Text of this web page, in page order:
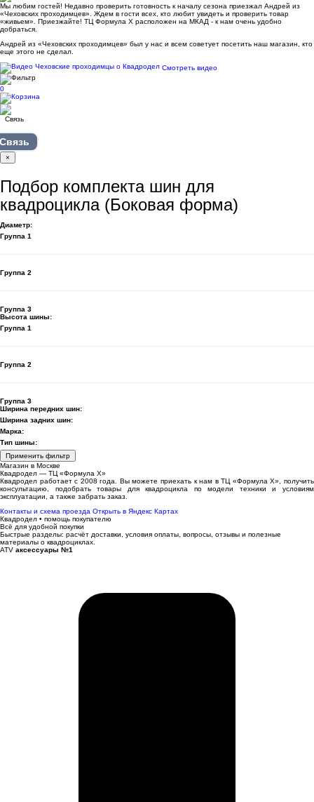
Мы любим гостей! Недавно проверить готовность к началу сезона приезжал Андрей из
«Чеховских проходимцев». Ждем в гости всех, кто любит увидеть и проверить товар
«живьем». Приезжайте! ТЦ Формула Х расположен на МКАД - к нам очень удобно
добраться.
Андрей из «Чеховских проходимцев» был у нас и всем советует посетить наш магазин, кто
еще этого не сделал.
Смотреть видео
0
×
Подбор комплекта шин для
квадроцикла (Боковая форма)
Диаметр:
Группа 1
Группа 2
Группа 3
Высота шины:
Группа 1
Группа 2
Группа 3
Ширина передних шин:
Ширина задних шин:
Марка:
Тип шины:
Применить фильтр
Магазин в Москве
Квадродел — ТЦ «Формула Х»
Квадродел работает с 2008 года. Вы можете приехать к нам в ТЦ «Формула Х», получить
консультацию, подобрать товары для квадроцикла по модели техники и условиям
эксплуатации, а также забрать заказ.
Контакты и схема проезда Открыть в Яндекс Картах
Квадродел • помощь покупателю
Всё для удобной покупки
Быстрые разделы: расчёт доставки, условия оплаты, вопросы, отзывы и полезные
материалы о квадроциклах.
ATV аксессуары №1